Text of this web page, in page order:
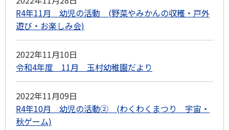
R4年11月 幼児の活動 (野菜やみかんの収穫・戸外
遊び・お楽しみ会)
2022年11月10日
令和4年度 11月 玉村幼稚園だより
2022年11月09日
R4年10月 幼児の活動② (わくわくまつり 宇宙・
秋ゲーム)